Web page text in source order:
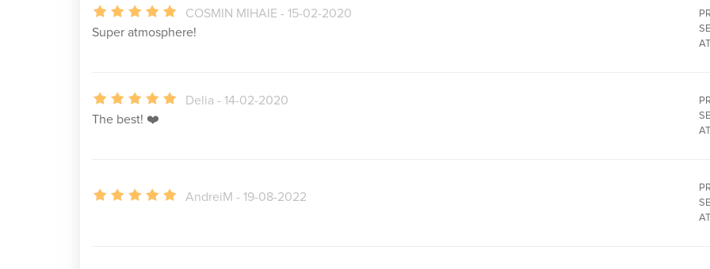
COSMIN MIHAIE - 15-02-2020
Super atmosphere!
Delia - 14-02-2020
The best! ❤️
AndreiM - 19-08-2022